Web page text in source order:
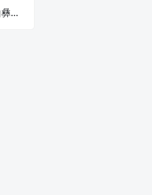
治州